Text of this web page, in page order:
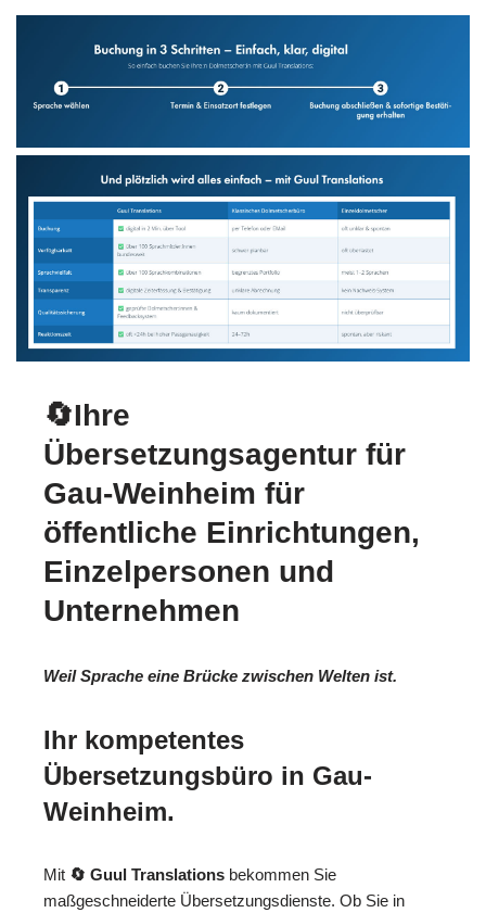
🔄Ihre
Übersetzungsagentur für
Gau-Weinheim für
öffentliche Einrichtungen,
Einzelpersonen und
Unternehmen
Weil Sprache eine Brücke zwischen Welten ist.
Ihr kompetentes
Übersetzungsbüro in Gau-
Weinheim.
Mit 🔄 Guul Translations bekommen Sie
maßgeschneiderte Übersetzungsdienste. Ob Sie in